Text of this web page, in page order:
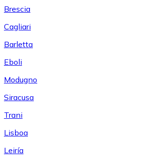
Brescia
Cagliari
Barletta
Eboli
Modugno
Siracusa
Trani
Lisboa
Leiría